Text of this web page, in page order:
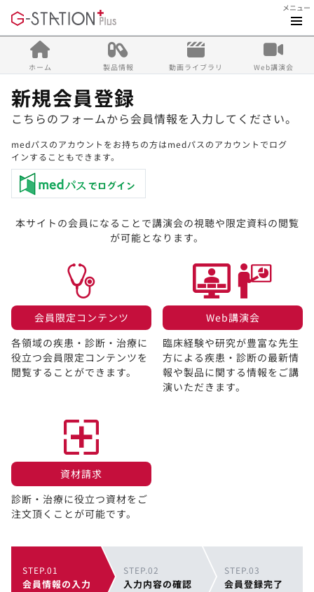
メニュー
ホーム 製品情報 動画ライブラリ Web講演会
新規会員登録
こちらのフォームから会員情報を入力してください。
medパスのアカウントをお持ちの方はmedパスのアカウントでログ
インすることもできます。
本サイトの会員になることで講演会の視聴や限定資料の閲覧
が可能となります。
会員限定コンテンツ​
各領域の疾患・診断・治療に
役立つ会員限定コンテンツを
閲覧することができます。​
Web講演会​
臨床経験や研究が豊富な先生
方による疾患・診断の最新情
報や製品に関する情報をご講
演いただきます。
資材請求​
診断・治療に役立つ資材をご
注文頂くことが可能です。
STEP.01
会員情報の入力
STEP.02
入力内容の確認
STEP.03
会員登録完了